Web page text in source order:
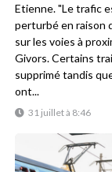
31 juillet à 8:46
Etienne. "Le trafic
perturbé en raison
sur les voies à
Givors. Certains
supprimé tandis
ont...